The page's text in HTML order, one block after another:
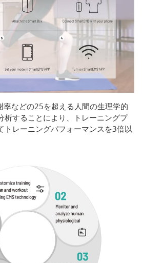
などの25を超える人間の生理学的
析することにより、トレーニングプ
トレーニングパフォーマンスを3倍以